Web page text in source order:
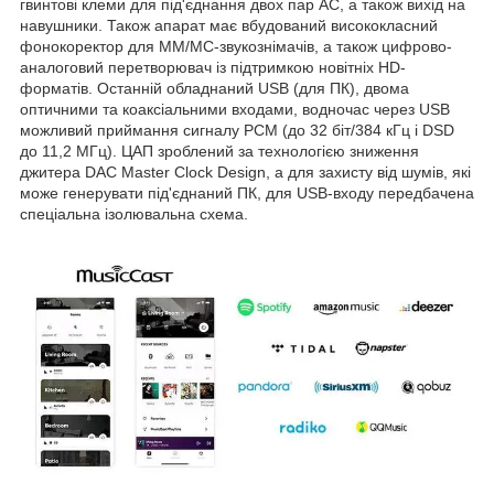
гвинтові клеми для під'єднання двох пар АС, а також вихід на
навушники. Також апарат має вбудований висококласний
фонокоректор для MM/MC-звукознімачів, а також цифрово-
аналоговий перетворювач із підтримкою новітніх HD-
форматів. Останній обладнаний USB (для ПК), двома
оптичними та коаксіальними входами, водночас через USB
можливий приймання сигналу PCM (до 32 біт/384 кГц і DSD
до 11,2 МГц). ЦАП зроблений за технологією зниження
джитера DAC Master Clock Design, а для захисту від шумів, які
може генерувати під'єднаний ПК, для USB-входу передбачена
спеціальна ізолювальна схема.